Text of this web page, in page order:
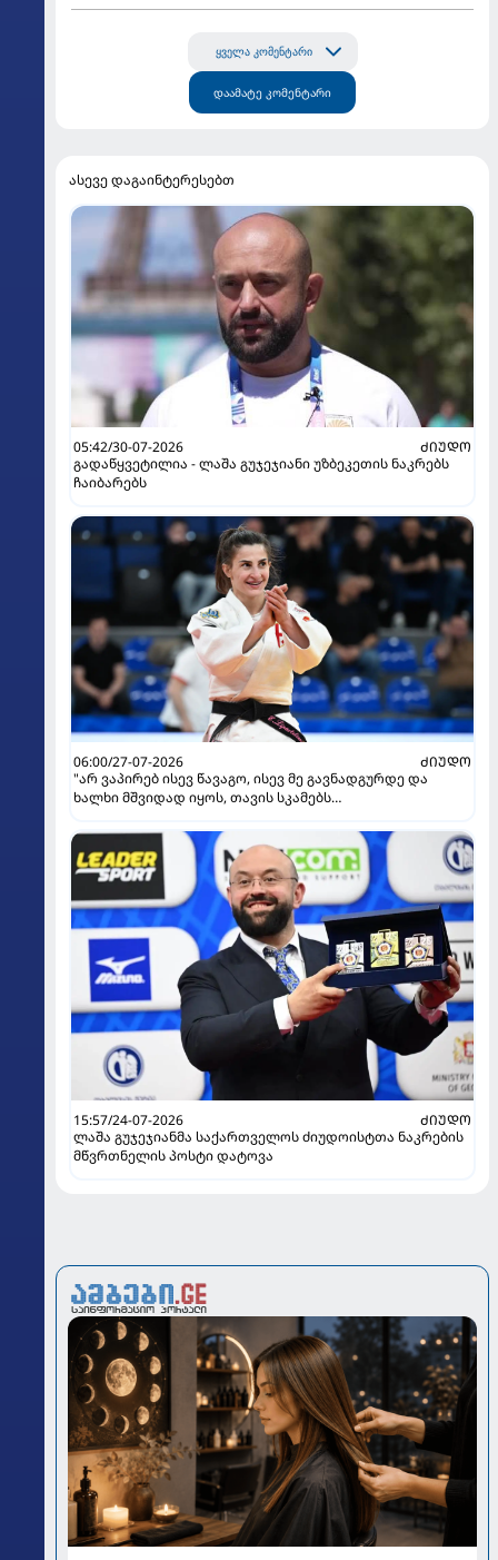
ყველა კომენტარი
დაამატე კომენტარი
ასევე დაგაინტერესებთ
05:42/30-07-2026
ᲫᲘᲣᲓᲝ
გადაწყვეტილია - ლაშა გუჯეჯიანი უზბეკეთის ნაკრებს
ჩაიბარებს
06:00/27-07-2026
ᲫᲘᲣᲓᲝ
"არ ვაპირებ ისევ წავაგო, ისევ მე გავნადგურდე და
ხალხი მშვიდად იყოს, თავის სკამებს
15:57/24-07-2026
ᲫᲘᲣᲓᲝ
ლაშა გუჯეჯიანმა საქართველოს ძიუდოისტთა ნაკრების
მწვრთნელის პოსტი დატოვა